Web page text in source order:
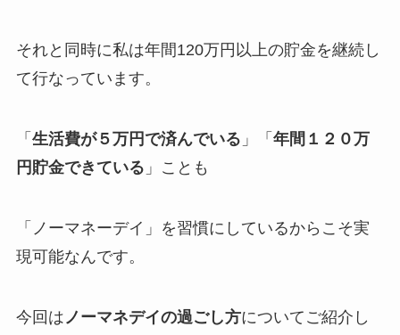
それと同時に私は年間120万円以上の貯金を継続し
て行なっています。
「 生活費が５万円で済んでいる 」「 年間１２０万
円貯金できている 」ことも
「ノーマネーデイ」を習慣にしているからこそ実
現可能なんです。
今回は ノーマネデイの過ごし方についてご紹介し